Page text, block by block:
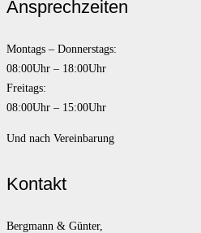
Ansprechzeiten
Montags – Donnerstags:
08:00Uhr – 18:00Uhr
Freitags:
08:00Uhr – 15:00Uhr
Und nach Vereinbarung
Kontakt
Bergmann & Günter,